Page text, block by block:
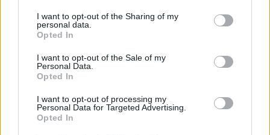
I want to opt-out of the Sharing of my
personal data.
Opted In
I want to opt-out of the Sale of my
Personal Data.
Opted In
I want to opt-out of processing my
Personal Data for Targeted Advertising.
Opted In
Aktualijos
Ant tako - dviratininkų ir
Lietuva